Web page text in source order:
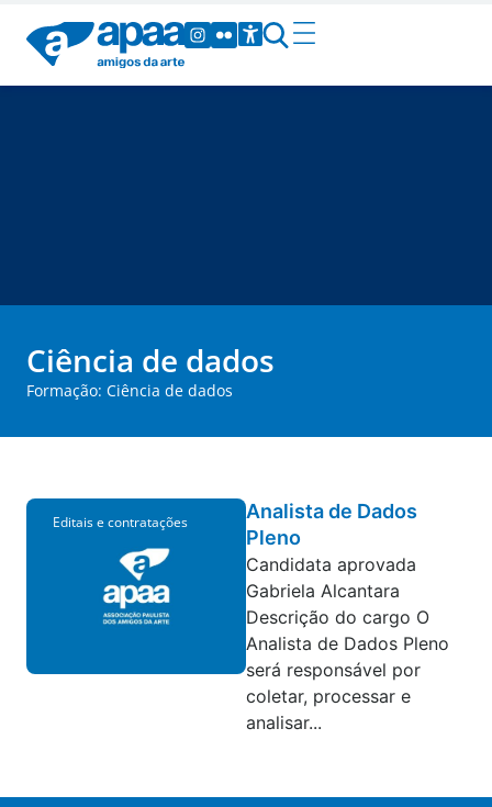
Ciência de dados
Formação: Ciência de dados
Editais e contratações
Analista de Dados
Pleno
Candidata aprovada
Gabriela Alcantara
Descrição do cargo O
Analista de Dados Pleno
será responsável por
coletar, processar e
analisar...